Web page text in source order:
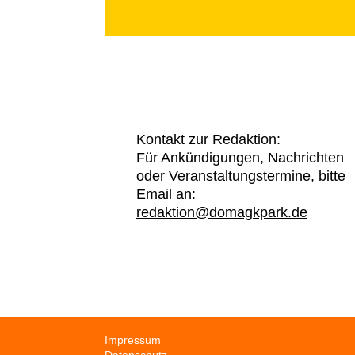
Kontakt zur Redaktion:
Für Ankündigungen, Nachrichten
oder Veranstaltungstermine, bitte
Email an:
redaktion@domagkpark.de
Navigation
Impressum